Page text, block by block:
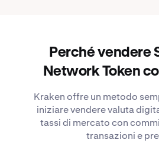
Perché vendere
Network Token
Kraken offre un metodo
iniziare vendere valuta
tassi di mercato con
transazioni e